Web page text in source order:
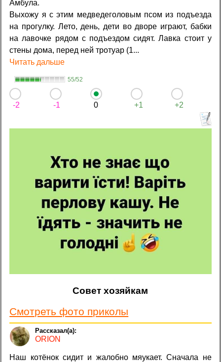
Амбула.
Выхожу я с этим медведеголовым псом из подъезда
на прогулку. Лето, день, дети во дворе играют, бабки
на лавочке рядом с подъездом сидят. Лавка стоит у
стены дома, перед ней тротуар (1...
Читать дальше
55/52
-2 -1 0 +1 +2
Совет хозяйкам
Смотреть фото приколы
ORION
Наш котёнок сидит и жалобно мяукает. Сначала не